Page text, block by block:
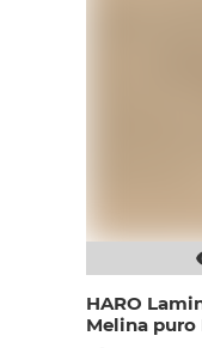
HARO
Melina puro